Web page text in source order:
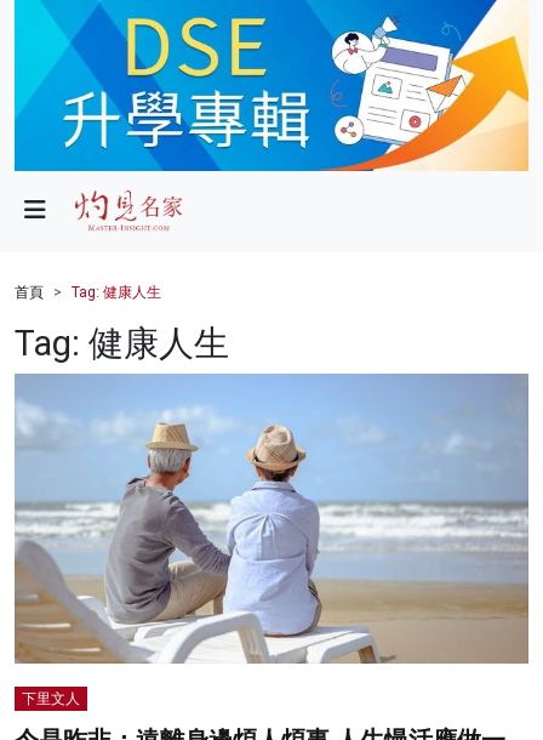
政局
財經
健康
商業
影片
名家榜
灼見活動
首頁 Tag: 健康人生
Tag: 健康人生
下里文人